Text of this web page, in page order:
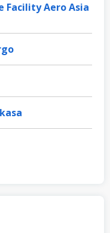
Facility Aero Asia